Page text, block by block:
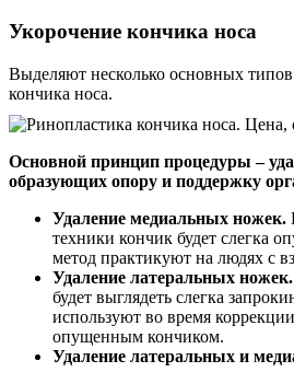
Укорочение кончика носа
Выделяют несколько основных
кончика носа.
Основной принцип процедуры –
образующих опору и поддержку
Удаление медиальных ножек.
техники кончик будет слегка
метод практикуют на людях с
Удаление латеральных ножек.
будет выглядеть слегка
используют во время
опущенным кончиком.
Удаление латеральных и